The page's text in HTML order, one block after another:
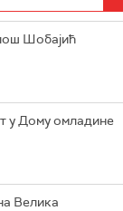
РТС ЖИВОТ
РТС КОЛО
Шобајић
у Дому омладине
Велика